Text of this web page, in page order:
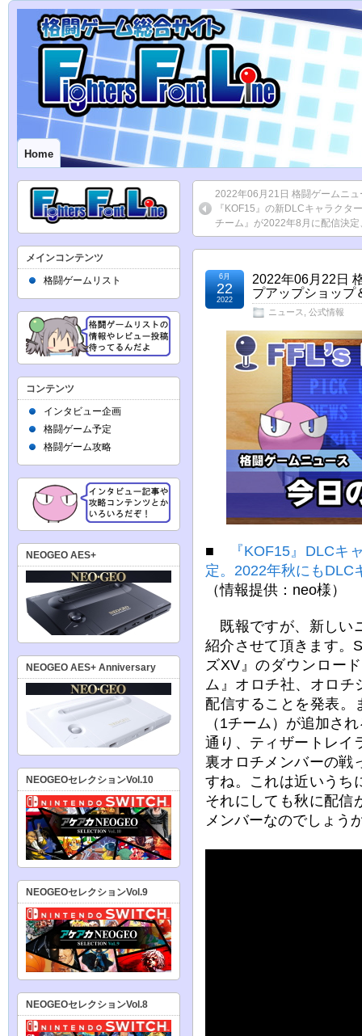
Home
2022年06月21日 格闘ゲームニ
『KOF15』の新DLCキャラクタ
チーム』が2022年8月に配信決定
2022年06月22日
プアップショップ
ニュース 公式情報
6月
22
2022
■
『KOF15』DLCキ
定。2022年秋にもDLC
（情報提供：neo様）
既報ですが、新しい
紹介させて頂きます。
ズXV』のダウンロー
ム』オロチ社、オロ
配信することを発表。
（1チーム）が追加さ
通り、ティザートレイ
裏オロチメンバーの戦
すね。これは近いうち
それにしても秋に配信
メンバーなのでしょう
メインコンテンツ
格闘ゲームリスト
コンテンツ
インタビュー企画
格闘ゲーム予定
格闘ゲーム攻略
NEOGEO AES+
NEOGEO AES+ Anniversary
NEOGEOセレクションVol.10
NEOGEOセレクションVol.9
NEOGEOセレクションVol.8